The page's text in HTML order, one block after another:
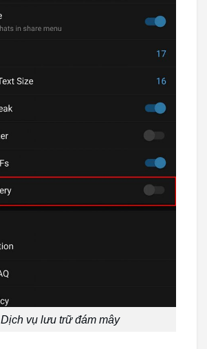
Dịch vụ lưu trữ đám mây